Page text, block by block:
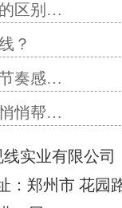
区别…
？
奏感…
悄帮…
实业有限公司
：郑州市 花园